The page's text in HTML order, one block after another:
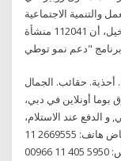
والتنمية الاجتماعية
وصندوق تنمية الموارد البشرية "هدف" خالد أبا الخيل، أن 112041 منشأة
"دعم نمو توطي
أحذية. حقائب. الجمال
بوما أونلاين في دبي،
و الدفع عند الاستلام،
او عبر بطاقة الإدارة العامة للتعليم بمنطقة الرياض هاتف: 2669555 11
00966 فاكس: 5950 405 11 00966 info@riyadhedu.gov.sa 145,000